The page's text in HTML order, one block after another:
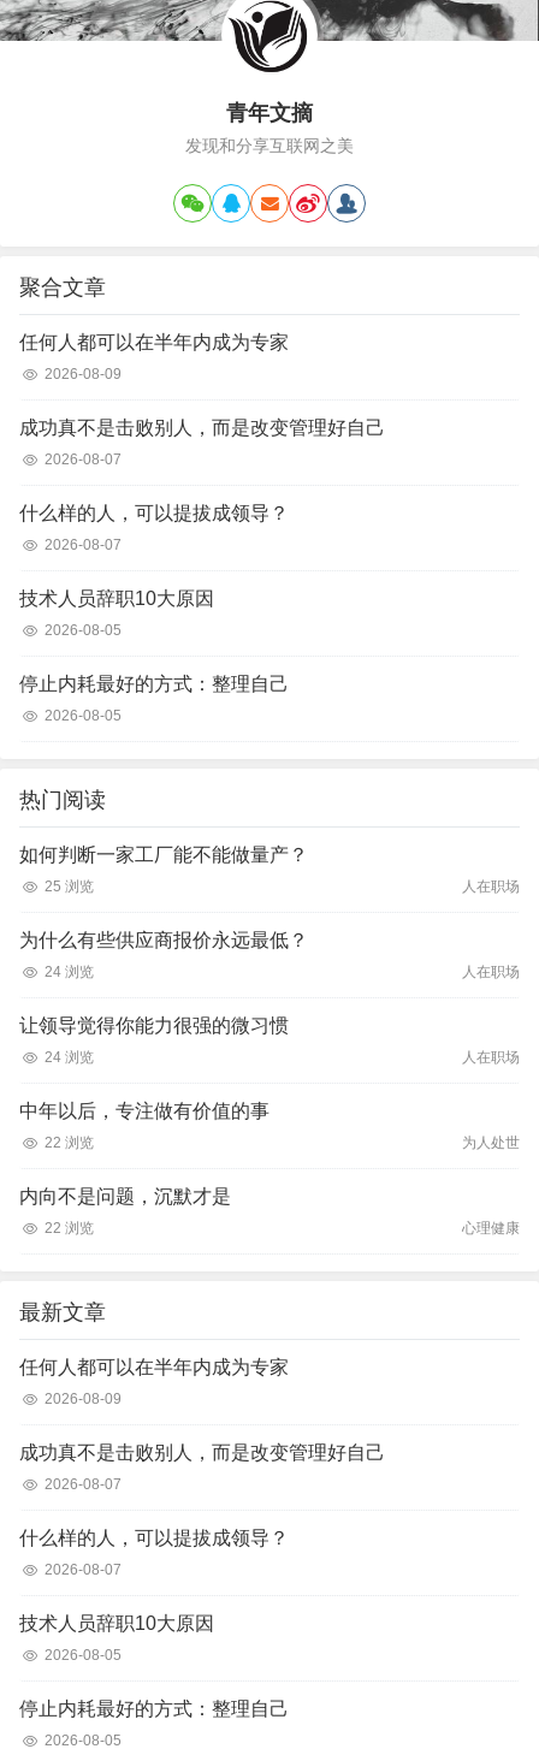
青年文摘
发现和分享互联网之美
聚合文章
任何人都可以在半年内成为专家
2026-08-09
成功真不是击败别人，而是改变管理好自己
2026-08-07
什么样的人，可以提拔成领导？
2026-08-07
技术人员辞职10大原因
2026-08-05
停止内耗最好的方式：整理自己
2026-08-05
热门阅读
如何判断一家工厂能不能做量产？
25 浏览 人在职场
为什么有些供应商报价永远最低？
24 浏览 人在职场
让领导觉得你能力很强的微习惯
24 浏览 人在职场
中年以后，专注做有价值的事
22 浏览 为人处世
内向不是问题，沉默才是
22 浏览 心理健康
最新文章
任何人都可以在半年内成为专家
2026-08-09
成功真不是击败别人，而是改变管理好自己
2026-08-07
什么样的人，可以提拔成领导？
2026-08-07
技术人员辞职10大原因
2026-08-05
停止内耗最好的方式：整理自己
2026-08-05